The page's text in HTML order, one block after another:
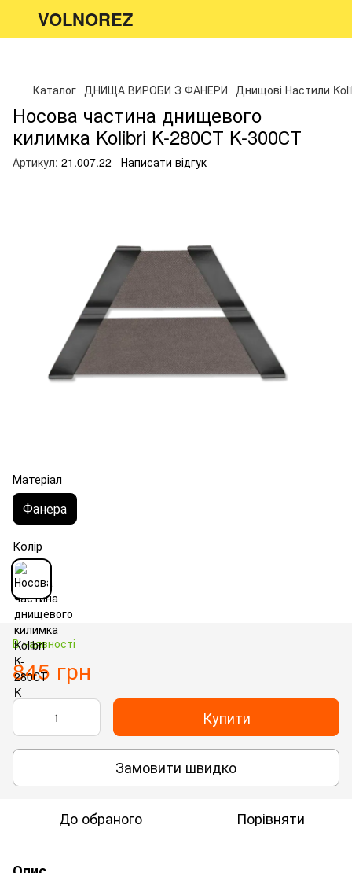
VOLNOREZ
Каталог ДНИЩА ВИРОБИ З ФАНЕРИ Днищові Настили
Носова частина днищевого
килимка Kolibri K-280СТ K-300СТ
Артикул: 21.007.22 Написати відгук
Матеріал
Фанера
Колір
В наявності
845 грн
Купити
Замовити швидко
До обраного Порівняти